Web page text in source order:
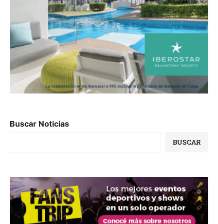
Buscar Noticias
BUSCAR